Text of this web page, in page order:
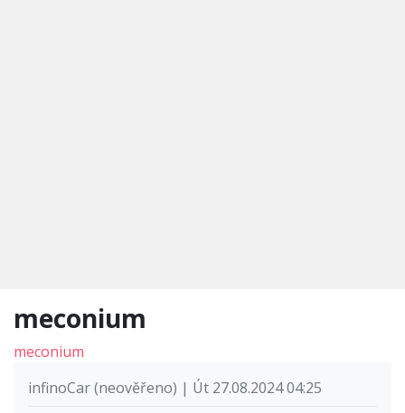
meconium
meconium
infinoCar (neověřeno) | Út 27.08.2024 04:25